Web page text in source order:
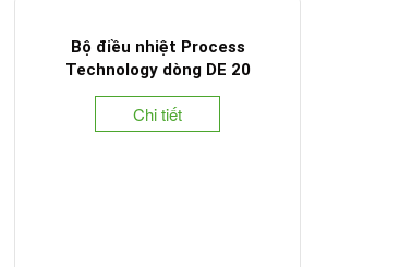
Bộ điều nhiệt Process
Technology dòng DE 20
Chi tiết